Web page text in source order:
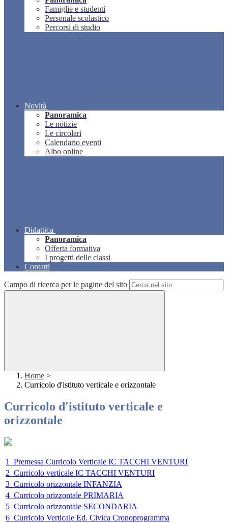
Famiglie e studenti
Personale scolastico
Percorsi di studio
Novità
Panoramica
Le notizie
Le circolari
Calendario eventi
Albo online
Didattica
Panoramica
Offerta formativa
I progetti delle classi
Contatti
Campo di ricerca per le pagine del sito
Home >
Curricolo d'istituto verticale e orizzontale
Curricolo d'istituto verticale e
orizzontale
1_Premessa Curricolo Verticale IC TACCHI VENTURI
2_Curricolo verticale IC TACCHI VENTURI
3_Curricolo orizzontale INFANZIA
4_Curricolo orizzontale PRIMARIA
5_Curricolo orizzontale SECONDARIA
6_Curricolo Verticale Ed. Civica Cronoprogramma